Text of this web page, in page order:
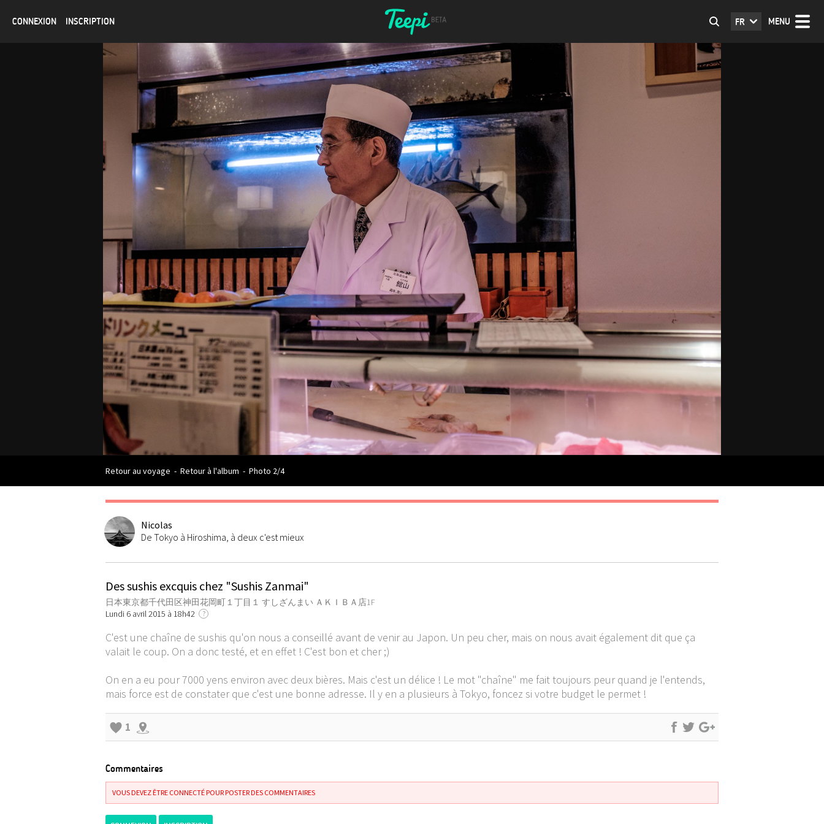
CONNEXION INSCRIPTION MENU
FR
Retour au voyage - Retour à l'album - Photo 2/4
Nicolas
De Tokyo à Hiroshima, à deux c'est mieux
Des sushis excquis chez "Sushis Zanmai"
日本東京都千代田区神田花岡町１丁目１ すしざんまい ＡＫＩＢＡ店1F
Lundi 6 avril 2015 à 18h42
?
C'est une chaîne de sushis qu'on nous a conseillé avant de venir au Japon. Un peu cher, mais on nous avait également dit que ça
valait le coup. On a donc testé, et en effet ! C'est bon et cher ;)
On en a eu pour 7000 yens environ avec deux bières. Mais c'est un délice ! Le mot "chaîne" me fait toujours peur quand je l'entends,
mais force est de constater que c'est une bonne adresse. Il y en a plusieurs à Tokyo, foncez si votre budget le permet !
1
Commentaires
VOUS DEVEZ ÊTRE CONNECTÉ POUR POSTER DES COMMENTAIRES